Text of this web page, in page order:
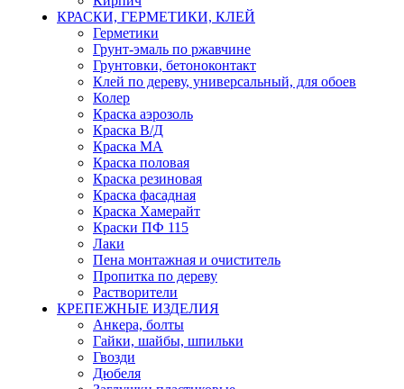
КРАСКИ, ГЕРМЕТИКИ, КЛЕЙ
Герметики
Грунт-эмаль по ржавчине
Грунтовки, бетоноконтакт
Клей по дереву, универсальный, для обоев
Колер
Краска аэрозоль
Краска В/Д
Краска МА
Краска половая
Краска резиновая
Краска фасадная
Краска Хамерайт
Краски ПФ 115
Лаки
Пена монтажная и очиститель
Пропитка по дереву
Растворители
КРЕПЕЖНЫЕ ИЗДЕЛИЯ
Анкера, болты
Гайки, шайбы, шпильки
Гвозди
Дюбеля